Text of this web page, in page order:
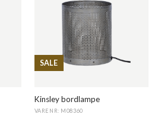
SALE
Kinsley bordlampe
VARENR: M08360